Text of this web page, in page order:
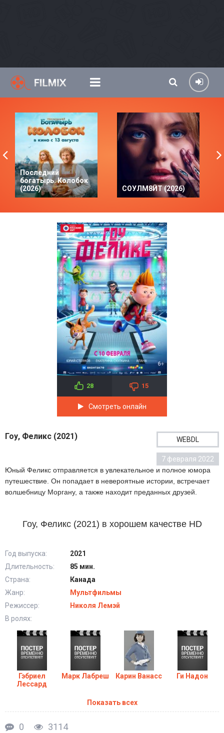
Последний
богатырь. Колобок
(2026)
СОУЛМ8ЙТ (2026)
28 15
Смотреть онлайн
Гоу, Феликс (2021) WEBDL
7 февраля 2022
Юный Феликс отправляется в увлекательное и полное юмора
путешествие. Он попадает в невероятные истории, встречает
волшебницу Моргану, а также находит преданных друзей.
Гоу, Феликс (2021) в хорошем качестве HD
Год выпуска:
2021
Длительность:
85 мин.
Страна:
Канада
Жанр:
Мультфильмы
Режиссер:
Николя Лемэй
В ролях:
Гэбриел
Лессард
Марк Лабреш Карин Ванасс Ги Надон
Показать всех
0 3114